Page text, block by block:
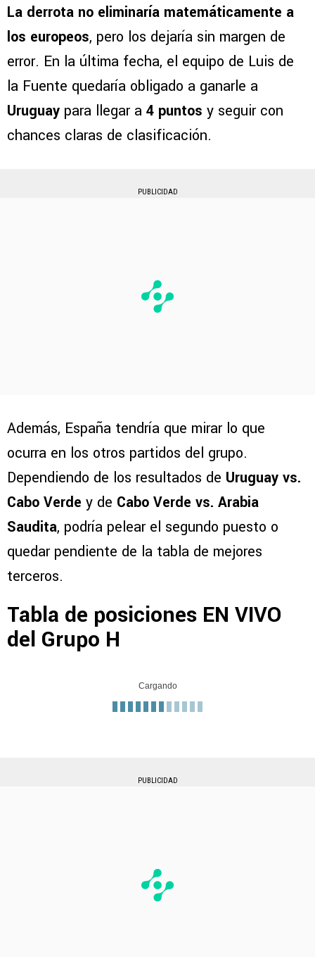
La derrota no eliminaría matemáticamente a
los europeos, pero los dejaría sin margen de
error. En la última fecha, el equipo de Luis de
la Fuente quedaría obligado a ganarle a
Uruguay para llegar a 4 puntos y seguir con
chances claras de clasificación.
PUBLICIDAD
Además, España tendría que mirar lo que
ocurra en los otros partidos del grupo.
Dependiendo de los resultados de Uruguay vs.
Cabo Verde y de Cabo Verde vs. Arabia
Saudita, podría pelear el segundo puesto o
quedar pendiente de la tabla de mejores
terceros.
Tabla de posiciones EN VIVO
del Grupo H
Cargando
PUBLICIDAD